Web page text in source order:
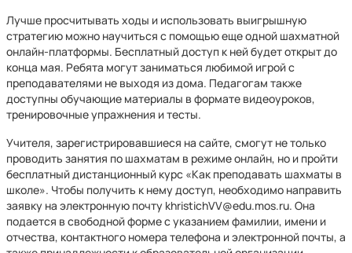
Лучше просчитывать ходы и использовать выигрышную
стратегию можно научиться с помощью еще одной шахматной
онлайн-платформы. Бесплатный доступ к ней будет открыт до
конца мая. Ребята могут заниматься любимой игрой с
преподавателями не выходя из дома. Педагогам также
доступны обучающие материалы в формате видеоуроков,
тренировочные упражнения и тесты.
Учителя, зарегистрировавшиеся на сайте, смогут не только
проводить занятия по шахматам в режиме онлайн, но и пройти
бесплатный дистанционный курс «Как преподавать шахматы в
школе». Чтобы получить к нему доступ, необходимо направить
заявку на электронную почту khristichVV@edu.mos.ru. Она
подается в свободной форме с указанием фамилии, имени и
отчества, контактного номера телефона и электронной почты, а